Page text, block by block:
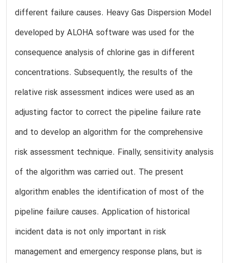
different failure causes. Heavy Gas Dispersion Model
developed by ALOHA software was used for the
consequence analysis of chlorine gas in different
concentrations. Subsequently, the results of the
relative risk assessment indices were used as an
adjusting factor to correct the pipeline failure rate
and to develop an algorithm for the comprehensive
risk assessment technique. Finally, sensitivity analysis
of the algorithm was carried out. The present
algorithm enables the identification of most of the
pipeline failure causes. Application of historical
incident data is not only important in risk
management and emergency response plans, but is